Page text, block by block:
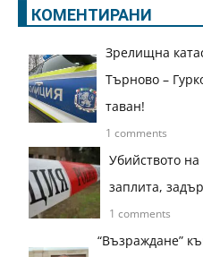
КОМЕНТИРАНИ
Зрелищна
Търново –
таван!
1 comments
Убийството
заплита,
1 comments
“Възраждане”